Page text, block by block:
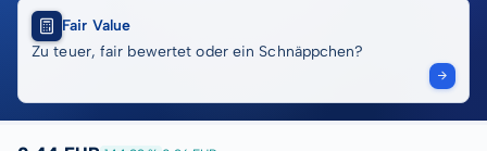
Fair Value
Zu teuer, fair bewertet oder ein Schnäppchen?